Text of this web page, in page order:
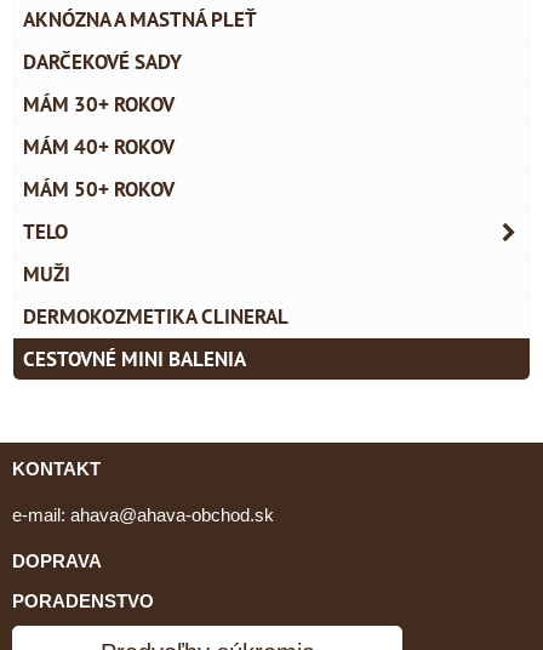
AKNÓZNA A MASTNÁ PLEŤ
DARČEKOVÉ SADY
MÁM 30+ ROKOV
MÁM 40+ ROKOV
MÁM 50+ ROKOV
TELO
MUŽI
DERMOKOZMETIKA CLINERAL
CESTOVNÉ MINI BALENIA
KONTAKT
e-mail: ahava@ahava-obchod.sk
DOPRAVA
PORADENSTVO